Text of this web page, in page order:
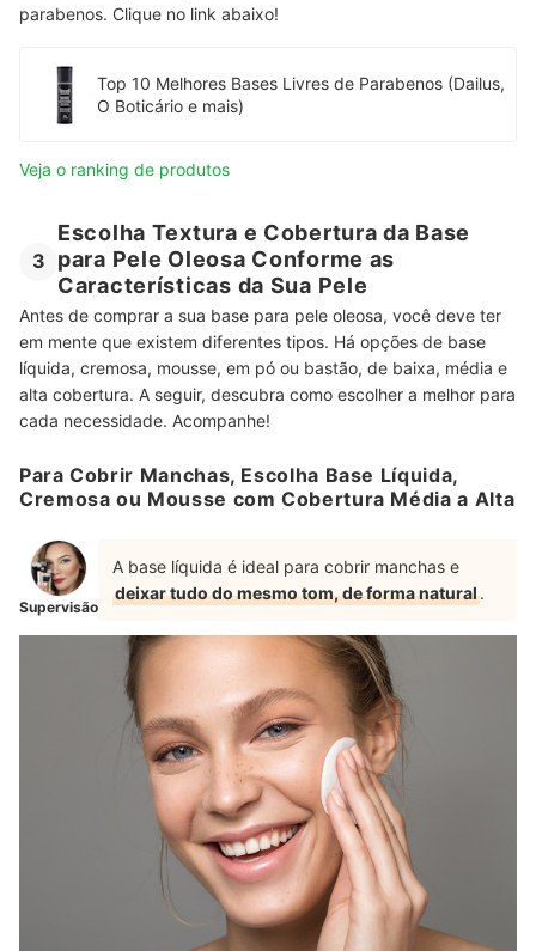
parabenos. Clique no link abaixo!
Top 10 Melhores Bases Livres de Parabenos (Dailus,
O Boticário e mais)
Veja o ranking de produtos
3
Escolha Textura e Cobertura da Base
para Pele Oleosa Conforme as
Características da Sua Pele
Antes de comprar a sua base para pele oleosa, você deve ter
em mente que existem diferentes tipos. Há opções de base
líquida, cremosa, mousse, em pó ou bastão, de baixa, média e
alta cobertura. A seguir, descubra como escolher a melhor para
cada necessidade. Acompanhe!
Para Cobrir Manchas, Escolha Base Líquida,
Cremosa ou Mousse com Cobertura Média a Alta
Supervisão
A base líquida é ideal para cobrir manchas e
deixar tudo do mesmo tom, de forma natural.